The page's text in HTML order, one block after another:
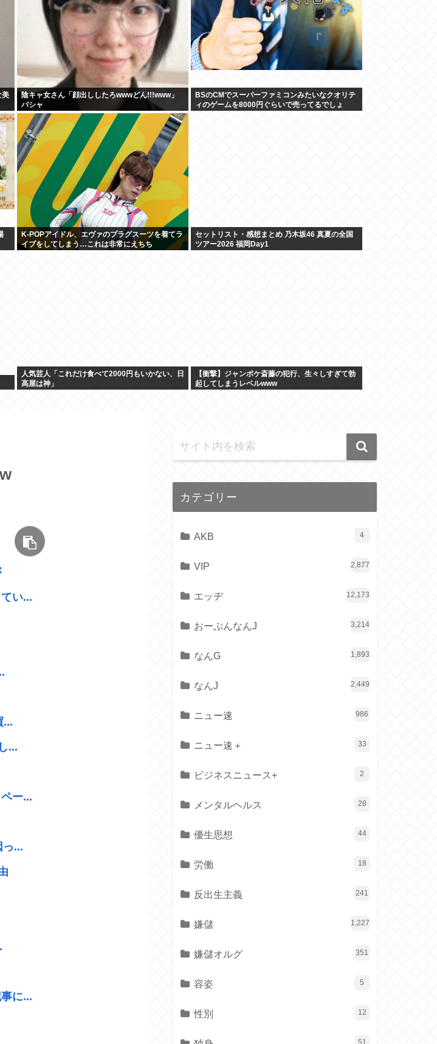
美
陰キャ女さん「顔出ししたろwwwどん!!!www」
パシャ
BSのCMでスーパーファミコンみたいなクオリテ
ィのゲームを8000円ぐらいで売ってるでしょ
K-POPアイドル、エヴァのプラグスーツを着てラ
イブをしてしまう…これは非常にえちち
セットリスト・感想まとめ 乃木坂46 真夏の全国
ツアー2026 福岡Day1
人気芸人「これだけ食べて2000円もいかない、日
高屋は神」
【衝撃】ジャンポケ斎藤の犯行、生々しすぎて勃
起してしまうレベルwww
い...
...
...
ー...
っ...
に...
カテゴリー
AKB 4
VIP 2,877
エッヂ 12,173
おーぷんなんJ 3,214
なんG 1,893
なんJ 2,449
ニュー速 986
ニュー速＋ 33
ビジネスニュース+ 2
メンタルヘルス 28
優生思想 44
労働 18
反出生主義 241
嫌儲 1,227
嫌儲オルグ 351
容姿 5
性別 12
51